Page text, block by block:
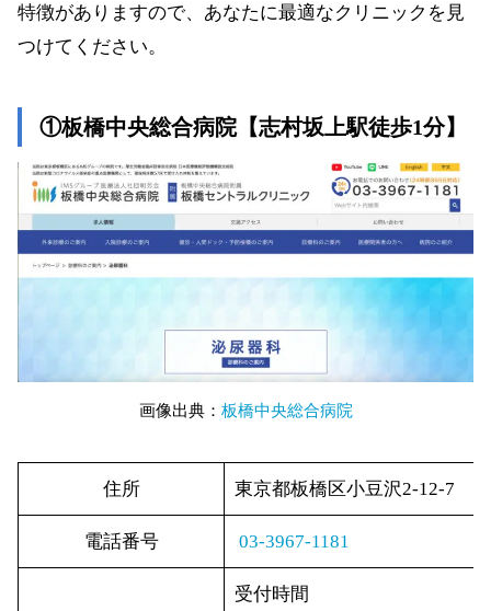
特徴がありますので、あなたに最適なクリニックを見
つけてください。
①板橋中央総合病院【志村坂上駅徒歩1分】
画像出典： 板橋中央総合病院
住所 東京都板橋区小豆沢2-12-7
電話番号 03-3967-1181
受付時間